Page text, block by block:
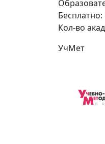
Бесплатно:
Кол-во
УчМет